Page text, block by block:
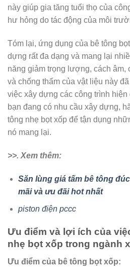
này giúp gia tăng tuổi thọ của
hư hỏng do tác động của môi
Tóm lại, ứng dụng của bê tông
dựng rất đa dạng và mang lại
năng giảm trọng lượng, cách âm,
và chống thấm của vật liệu này
việc xây dựng các công trình
bạn đang có nhu cầu xây dựng,
tông nhẹ bọt xốp để tận dụng
nó mang lại.
>>. Xem thêm:
Săn lùng giá tấm bê tông
mãi và ưu đãi hot nhất
piston điện pccc
Ưu điểm và lợi ích của
nhẹ bọt xốp trong ngành
Ưu điểm của bê tông bọt xốp: